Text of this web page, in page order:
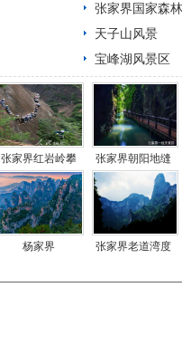
张家界国家森
天子山风景
宝峰湖风景区
张家界红岩岭攀
岩游览项目
张家界朝阳地缝
杨家界
张家界老道湾度